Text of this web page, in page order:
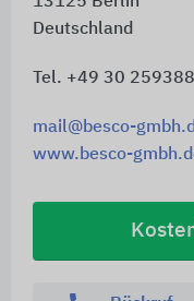
Deutschland
Tel. +49 30
mail@besco-
www.besco-